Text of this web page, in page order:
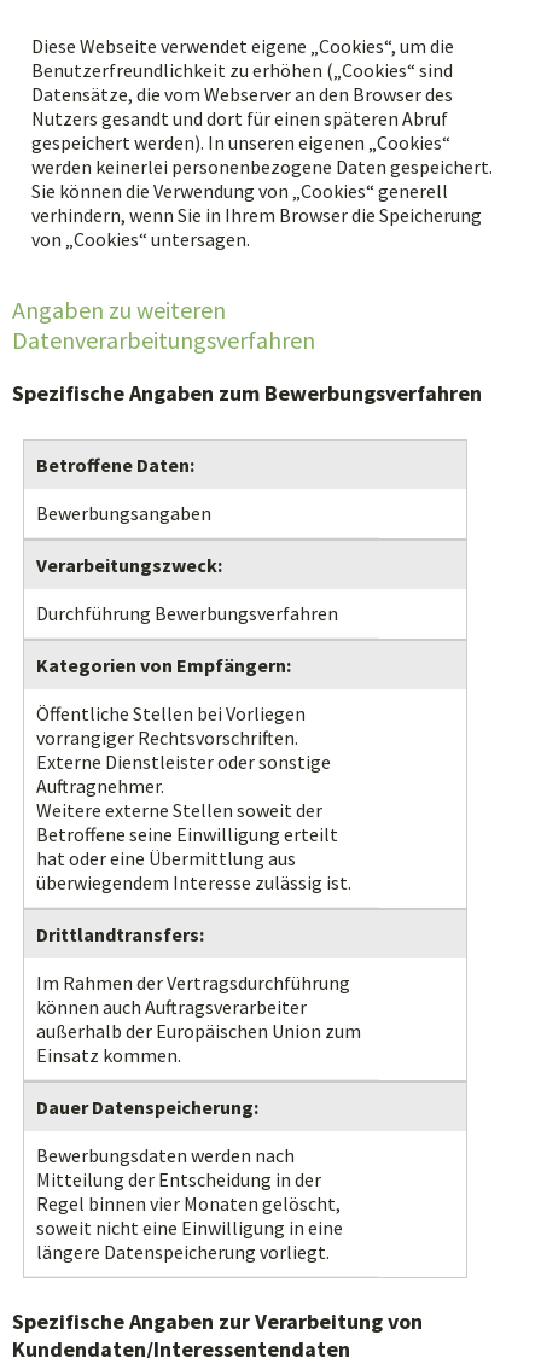
Diese Webseite verwendet eigene „Cookies“, um die
Benutzerfreundlichkeit zu erhöhen („Cookies“ sind
Datensätze, die vom Webserver an den Browser des
Nutzers gesandt und dort für einen späteren Abruf
gespeichert werden). In unseren eigenen „Cookies“
werden keinerlei personenbezogene Daten gespeichert.
Sie können die Verwendung von „Cookies“ generell
verhindern, wenn Sie in Ihrem Browser die Speicherung
von „Cookies“ untersagen.
Angaben zu weiteren
Datenverarbeitungsverfahren
Spezifische Angaben zum Bewerbungsverfahren
Betroffene Daten:
Bewerbungsangaben
Verarbeitungszweck:
Durchführung Bewerbungsverfahren
Kategorien von Empfängern:
Öffentliche Stellen bei Vorliegen
vorrangiger Rechtsvorschriften.
Externe Dienstleister oder sonstige
Auftragnehmer.
Weitere externe Stellen soweit der
Betroffene seine Einwilligung erteilt
hat oder eine Übermittlung aus
überwiegendem Interesse zulässig ist.
Drittlandtransfers:
Im Rahmen der Vertragsdurchführung
können auch Auftragsverarbeiter
außerhalb der Europäischen Union zum
Einsatz kommen.
Dauer Datenspeicherung:
Bewerbungsdaten werden nach
Mitteilung der Entscheidung in der
Regel binnen vier Monaten gelöscht,
soweit nicht eine Einwilligung in eine
längere Datenspeicherung vorliegt.
Spezifische Angaben zur Verarbeitung von
Kundendaten/Interessentendaten